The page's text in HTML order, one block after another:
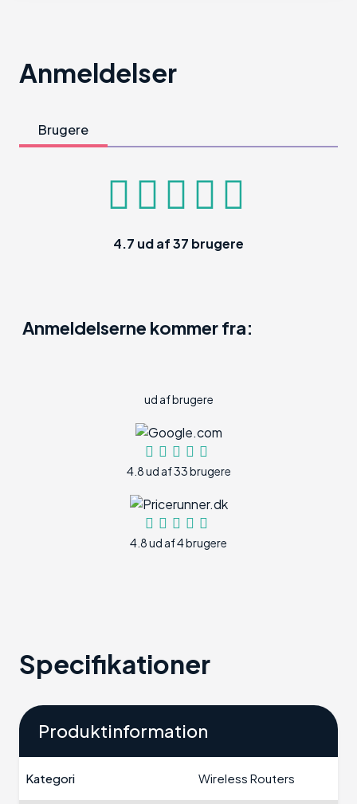
Anmeldelser
Brugere
4.7 ud af37 brugere
Anmeldelserne kommer fra:
ud af brugere
4.8 ud af 33 brugere
4.8 ud af 4 brugere
Specifikationer
Produktinformation
Kategori Wireless Routers